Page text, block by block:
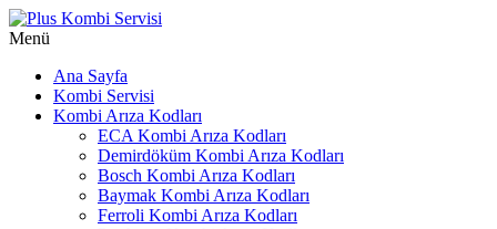
Menü
Ana Sayfa
Kombi Servisi
Kombi Arıza Kodları
ECA Kombi Arıza Kodları
Demirdöküm Kombi Arıza Kodları
Bosch Kombi Arıza Kodları
Baymak Kombi Arıza Kodları
Ferroli Kombi Arıza Kodları